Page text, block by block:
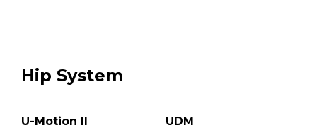
Hip System
U-Motion II UDM